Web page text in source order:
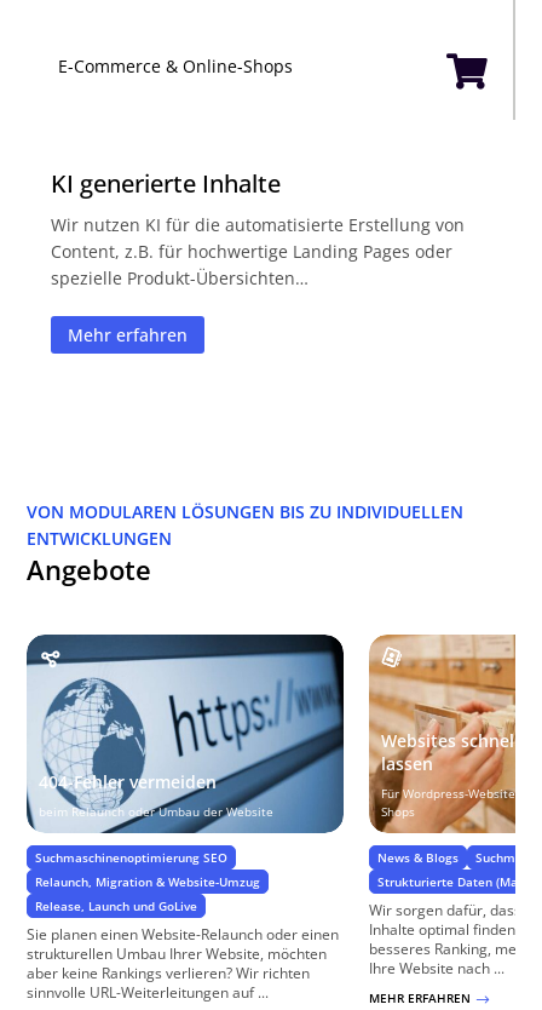

E-Commerce & Online-Shops
KI generierte Inhalte
Wir nutzen KI für die automatisierte Erstellung von
Content, z.B. für hochwertige Landing Pages oder
spezielle Produkt-Übersichten…
Mehr erfahren
VON MODULAREN LÖSUNGEN BIS ZU INDIVIDUELLEN
ENTWICKLUNGEN
Angebote
404-Fehler vermeiden
beim Relaunch oder Umbau der Website
Suchmaschinenoptimierung SEO
Relaunch, Migration & Website-Umzug
Release, Launch und GoLive
Sie planen einen Website-Relaunch oder einen
strukturellen Umbau Ihrer Website, möchten
aber keine Rankings verlieren? Wir richten
sinnvolle URL-Weiterleitungen auf ...
Websites
lassen
Für Wordpress-Websites
Shops
News & Blogs
Strukturierte Daten
Wir sorgen dafür, dass
Inhalte optimal finden
besseres Ranking, mehr
Ihre Website nach ...
MEHR ERFAHREN $